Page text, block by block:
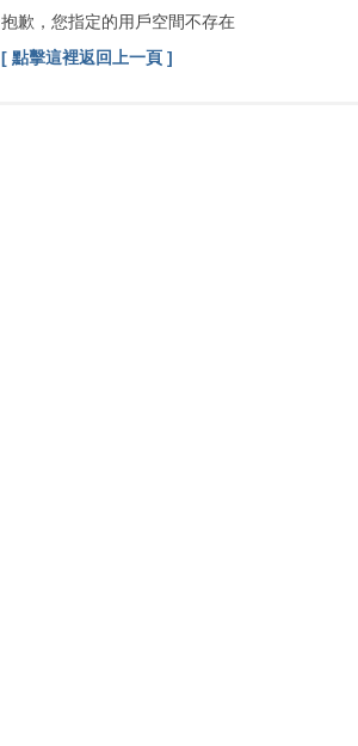
索
抱歉，您指定的用戶空間不存在
[ 點擊這裡返回上一頁 ]